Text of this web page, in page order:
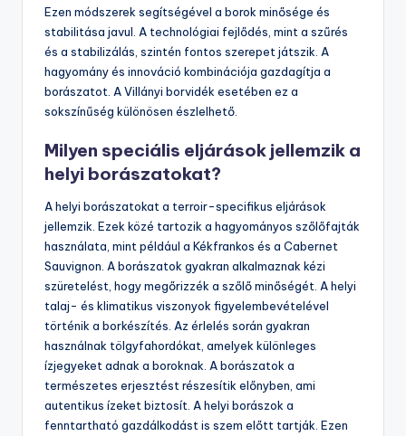
Ezen módszerek segítségével a borok minősége és
stabilitása javul. A technológiai fejlődés, mint a szűrés
és a stabilizálás, szintén fontos szerepet játszik. A
hagyomány és innováció kombinációja gazdagítja a
borászatot. A Villányi borvidék esetében ez a
sokszínűség különösen észlelhető.
Milyen speciális eljárások jellemzik a
helyi borászatokat?
A helyi borászatokat a terroir-specifikus eljárások
jellemzik. Ezek közé tartozik a hagyományos szőlőfajták
használata, mint például a Kékfrankos és a Cabernet
Sauvignon. A borászatok gyakran alkalmaznak kézi
szüretelést, hogy megőrizzék a szőlő minőségét. A helyi
talaj- és klimatikus viszonyok figyelembevételével
történik a borkészítés. Az érlelés során gyakran
használnak tölgyfahordókat, amelyek különleges
ízjegyeket adnak a boroknak. A borászatok a
természetes erjesztést részesítik előnyben, ami
autentikus ízeket biztosít. A helyi borászok a
fenntartható gazdálkodást is szem előtt tartják. Ezen